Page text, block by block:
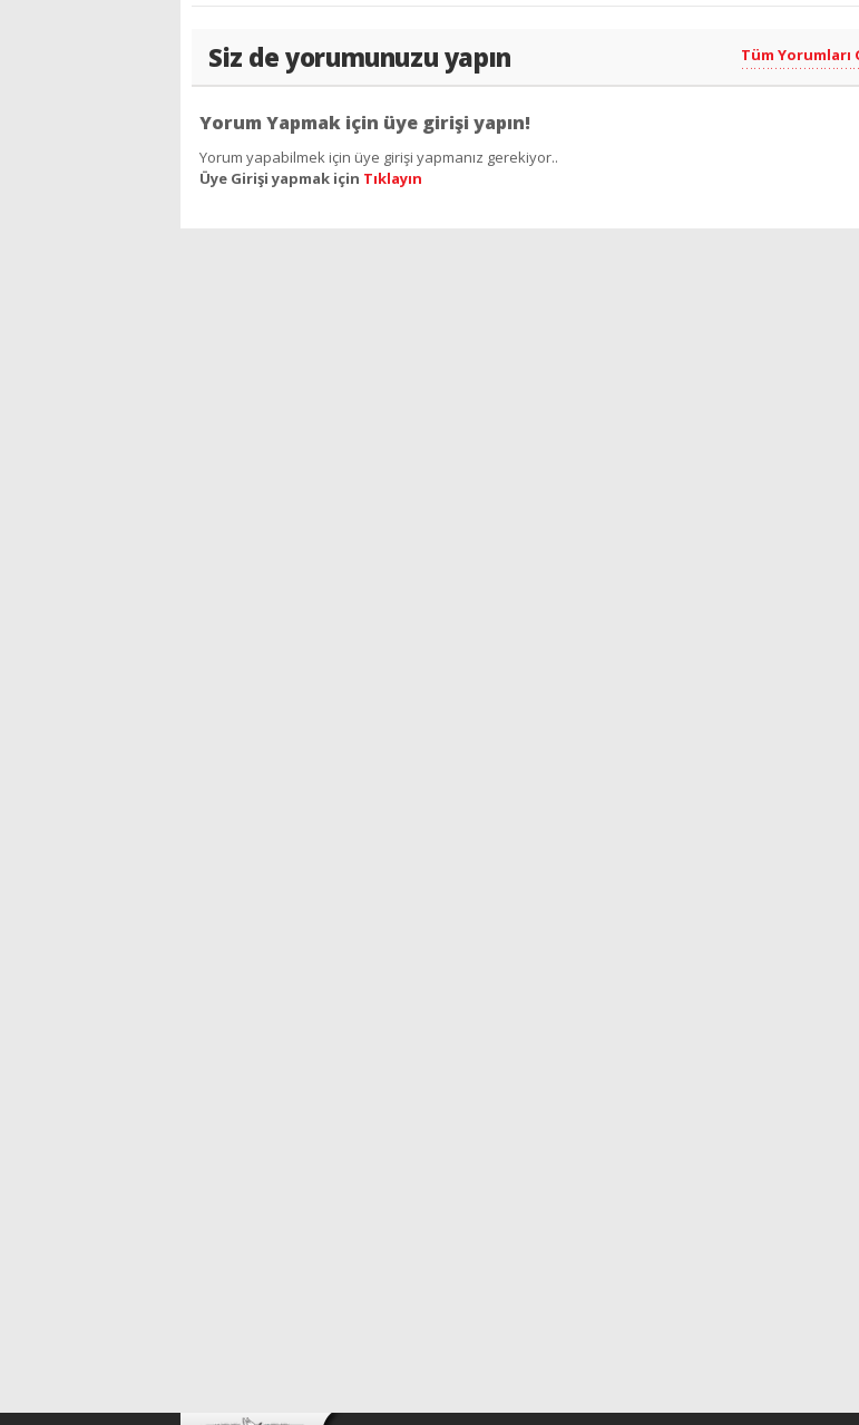
Siz de yorumunuzu yapın Tüm Yorumları
Yorum Yapmak için üye girişi yapın!
Yorum yapabilmek için üye girişi yapmanız gerekiyor..
Üye Girişi yapmak için Tıklayın